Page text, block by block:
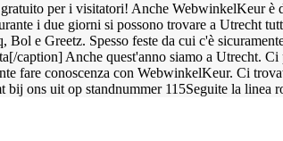
per i visitatori! Anche WebwinkelKeur è
i due giorni si possono trovare a Utrecht
e Greetz. Spesso feste da cui c'è
caption] Anche quest'anno siamo a Utrecht.
fare conoscenza con WebwinkelKeur. Ci
Seguite la linea